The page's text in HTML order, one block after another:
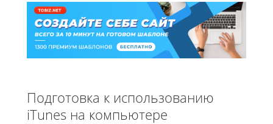
Подготовка к использованию
iTunes на компьютере